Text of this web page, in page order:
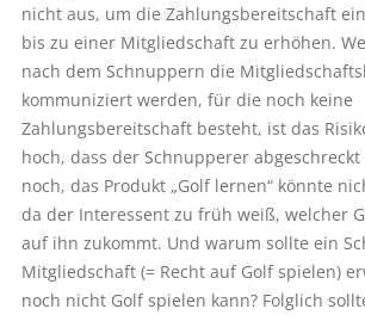
nicht aus, um die Zahlungsbereitschaft
bis zu einer Mitgliedschaft zu erhöhen.
nach dem Schnuppern die
kommuniziert werden, für die noch keine
Zahlungsbereitschaft besteht, ist das
hoch, dass der Schnupperer
noch, das Produkt „Golf lernen“ könnte
da der Interessent zu früh weiß, welcher
auf ihn zukommt. Und warum sollte ein
Mitgliedschaft (= Recht auf Golf spielen)
noch nicht Golf spielen kann? Folglich